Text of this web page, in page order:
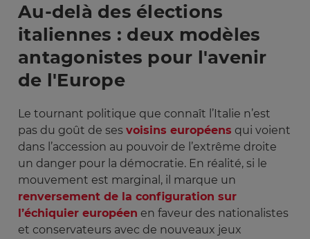
Au-delà des élections
italiennes : deux modèles
antagonistes pour l'avenir
de l'Europe
Le tournant politique que connaît l’Italie n’est
pas du goût de ses voisins européens qui voient
dans l’accession au pouvoir de l’extrême droite
un danger pour la démocratie. En réalité, si le
mouvement est marginal, il marque un
renversement de la configuration sur
l’échiquier européen en faveur des nationalistes
et conservateurs avec de nouveaux jeux